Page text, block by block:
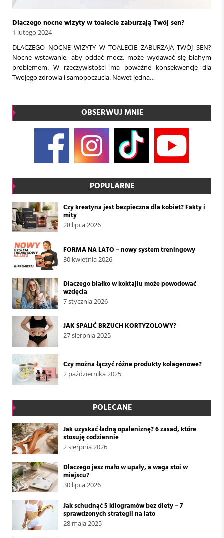
Dlaczego nocne wizyty w toalecie zaburzają Twój sen?
1 lutego 2024
DLACZEGO NOCNE WIZYTY W TOALECIE ZABURZAJĄ TWÓJ SEN?
Nocne wstawanie, aby oddać mocz, może wydawać się błahym
problemem. W rzeczywistości ma poważne konsekwencje dla
Twojego zdrowia i samopoczucia. Nawet jedna…
OBSERWUJ MNIE
POPULARNE
Czy kreatyna jest bezpieczna dla kobiet? Fakty i
mity
28 lipca 2026
FORMA NA LATO – nowy system treningowy
30 kwietnia 2026
Dlaczego białko w koktajlu może powodować
wzdęcia
7 stycznia 2026
JAK SPALIĆ BRZUCH KORTYZOLOWY?
27 sierpnia 2025
Czy można łączyć różne produkty kolagenowe?
2 października 2025
POLECANE
Jak uzyskać ładną opaleniznę? 6 zasad, które
stosuję codziennie
2 sierpnia 2026
Dlaczego jesz mało w upały, a waga stoi w
miejscu?
30 lipca 2026
Jak schudnąć 5 kilogramów bez diety – 7
sprawdzonych strategii na lato
28 maja 2025